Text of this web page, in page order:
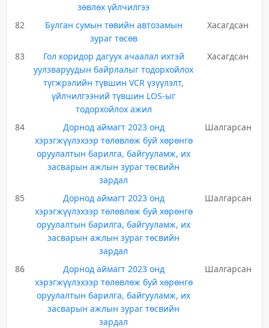
зөвлөх үйлчилгээ
82
Булган сумын төвийн автозамын
зураг төсөв
Хасагдсан
83
Гол коридор дагуух ачаалал ихтэй
уулзваруудын байрлалыг тодорхойлох
түгжрэлийн түвшин VСR үзүүлэлт,
үйлчилгээний түвшин LOS-ыг
тодорхойлох ажил
Хасагдсан
84
Дорнод аймагт 2023 онд
хэрэгжүүлэхээр төлөвлөж буй хөрөнгө
оруулалтын барилга, байгууламж, их
засварын ажлын зураг төсвийн
зардал
Шалгарсан
85
Дорнод аймагт 2023 онд
хэрэгжүүлэхээр төлөвлөж буй хөрөнгө
оруулалтын барилга, байгууламж, их
засварын ажлын зураг төсвийн
зардал
Шалгарсан
86
Дорнод аймагт 2023 онд
хэрэгжүүлэхээр төлөвлөж буй хөрөнгө
оруулалтын барилга, байгууламж, их
засварын ажлын зураг төсвийн
зардал
Шалгарсан